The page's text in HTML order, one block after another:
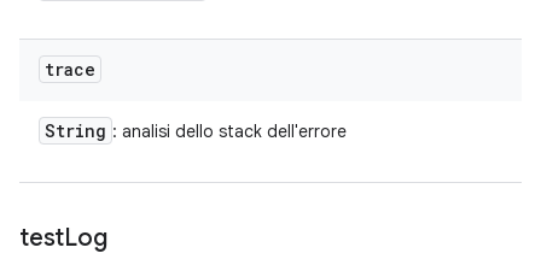
trace
String : analisi dello stack dell'errore
testLog